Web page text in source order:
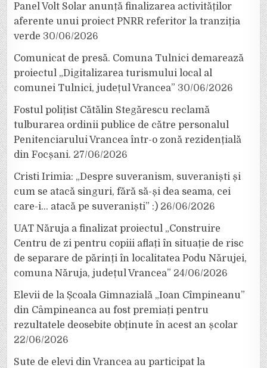
Panel Volt Solar anunță finalizarea activităților
aferente unui proiect PNRR referitor la tranziția
verde 30/06/2026
Comunicat de presă. Comuna Tulnici demarează
proiectul „Digitalizarea turismului local al
comunei Tulnici, județul Vrancea” 30/06/2026
Fostul polițist Cătălin Stegărescu reclamă
tulburarea ordinii publice de către personalul
Penitenciarului Vrancea într-o zonă rezidențială
din Focșani. 27/06/2026
Cristi Irimia: „Despre suveranism, suveraniști și
cum se atacă singuri, fără să-și dea seama, cei
care-i… atacă pe suveraniști” :) 26/06/2026
UAT Năruja a finalizat proiectul „Construire
Centru de zi pentru copiii aflați în situație de risc
de separare de părinți în localitatea Podu Nărujei,
comuna Năruja, județul Vrancea” 24/06/2026
Elevii de la Școala Gimnazială „Ioan Cîmpineanu”
din Câmpineanca au fost premiați pentru
rezultatele deosebite obținute în acest an școlar
22/06/2026
Sute de elevi din Vrancea au participat la